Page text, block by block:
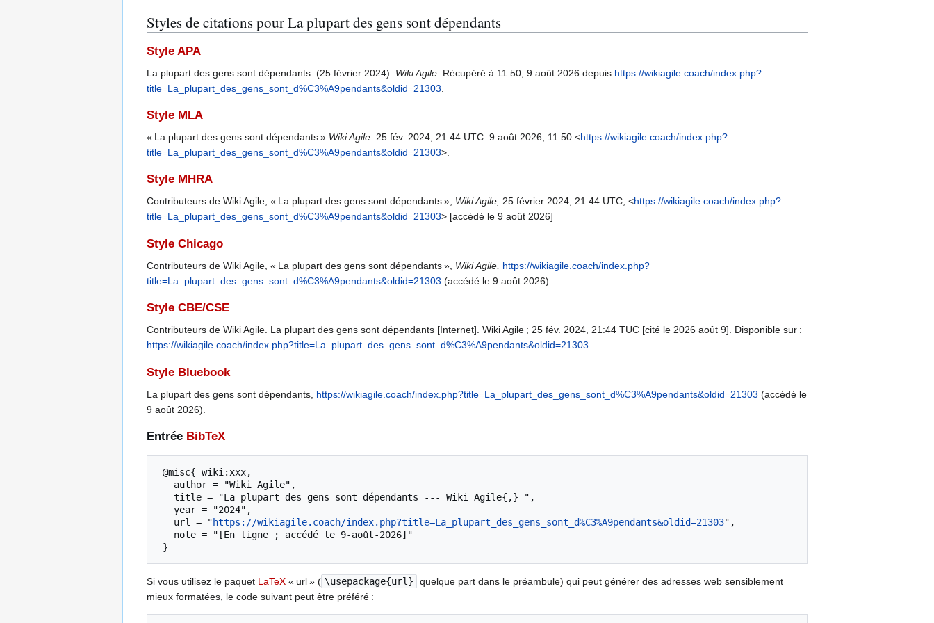
Styles de citations pour La plupart des gens sont dépendants
Style APA
La plupart des gens sont dépendants. (25 février 2024). Wiki Agile . Récupéré à 11:50, 9 août 2026 depuis https://wikiagile.coach/index.php?
title=La_plupart_des_gens_sont_d%C3%A9pendants&oldid=21303
Style MLA
« La plupart des gens sont dépendants » Wiki Agile . 25 fév. 2024, 21:44 UTC. 9 août 2026, 11:50 <https://wikiagile.coach/index.php?
title=La_plupart_des_gens_sont_d%C3%A9pendants&oldid=21303>.
Style MHRA
Contributeurs de Wiki Agile, « La plupart des gens sont dépendants », Wiki Agile, 25 février 2024, 21:44 UTC, <https://wikiagile.coach/index.php?
title=La_plupart_des_gens_sont_d%C3%A9pendants&oldid=21303> [accédé le 9 août 2026]
Style Chicago
Contributeurs de Wiki Agile, « La plupart des gens sont dépendants », Wiki Agile, https://wikiagile.coach/index.php?
title=La_plupart_des_gens_sont_d%C3%A9pendants&oldid=21303 (accédé le 9 août 2026).
Style CBE/CSE
Contributeurs de Wiki Agile. La plupart des gens sont dépendants [Internet]. Wiki Agile ; 25 fév. 2024, 21:44 TUC [cité le 2026 août 9]. Disponible sur :
https://wikiagile.coach/index.php?title=La_plupart_des_gens_sont_d%C3%A9pendants&oldid=21303
Style Bluebook
La plupart des gens sont dépendants, https://wikiagile.coach/index.php?title=La_plupart_des_gens_sont_d%C3%A9pendants&oldid=21303 (accédé le
9 août 2026).
Entrée BibTeX
   url = "
https://wikiagile.coach/index.php?title=La_plupart_des_gens_sont_d%C3%A9pendants&oldid=21303",
Si vous utilisez le paquet LaTeX « url » ( \usepackage{url}
quelque part dans le préambule) qui peut générer des adresses web sensiblement
mieux formatées, le code suivant peut être préféré :